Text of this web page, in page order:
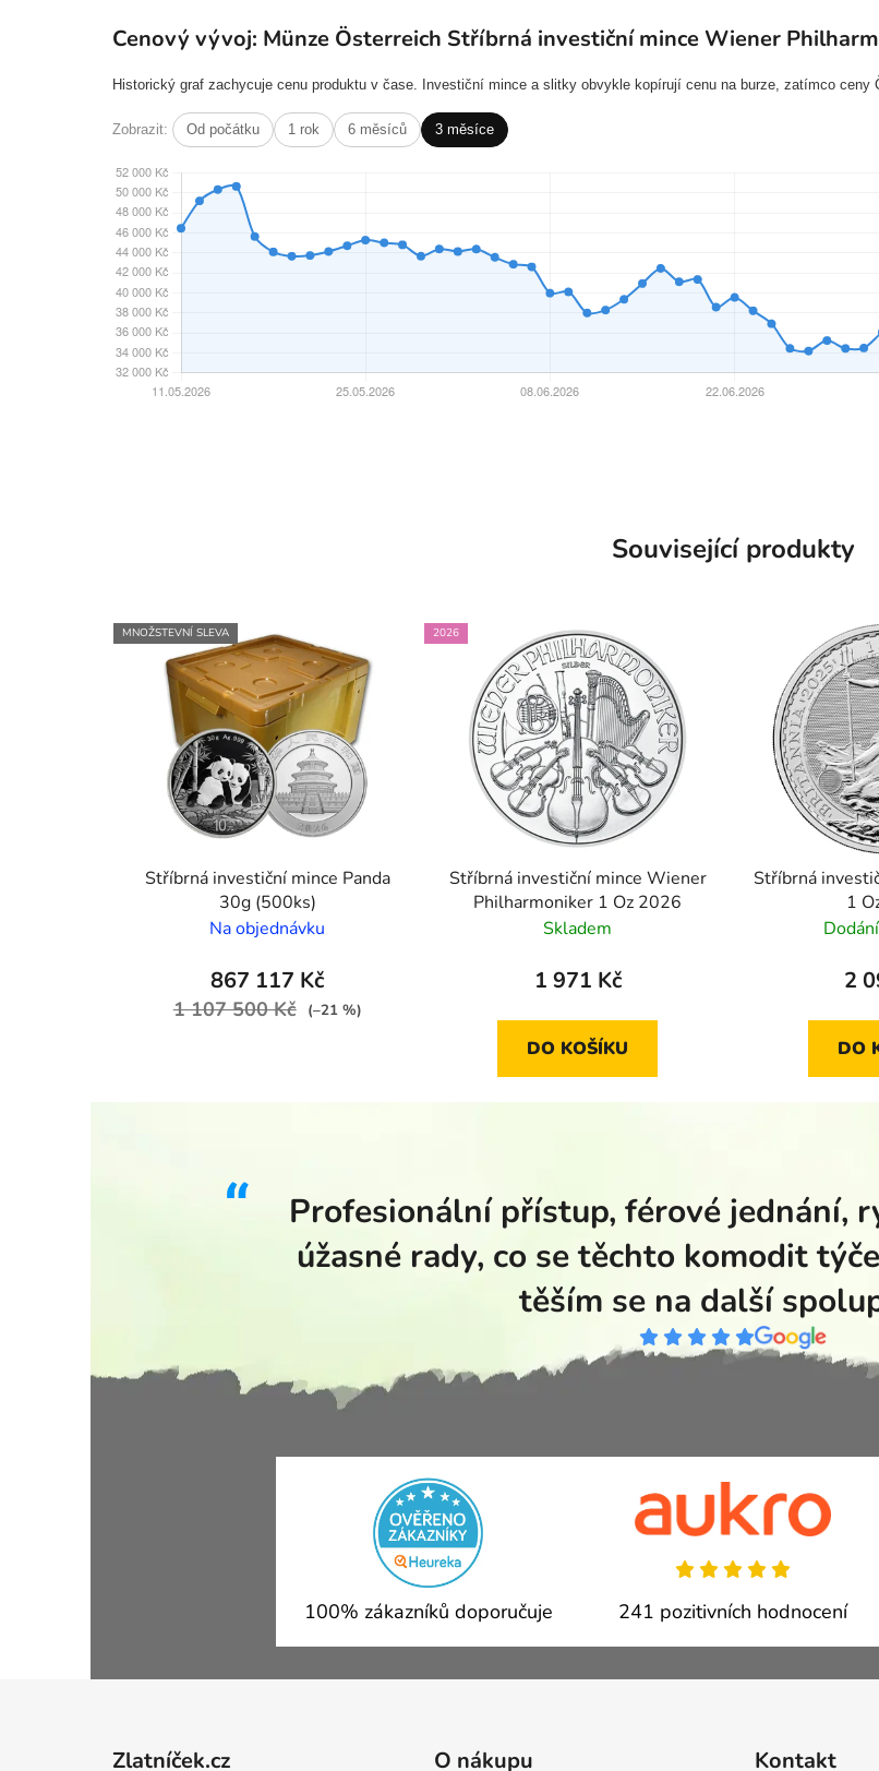
Cenový vývoj: Münze Österreich Stříbrná investiční mince Wiener
Historický graf zachycuje cenu produktu v čase. Investiční mince a slitky obvykle kopírují cenu na burze, zatímco
Zobrazit: Od počátku 1 rok 6 měsíců 3 měsíce
Související produkty
MNOŽSTEVNÍ SLEVA
Stříbrná investiční mince Panda
30g (500ks)
Na objednávku
867 117 Kč
1 107 500 Kč (–21 %)
2026
Stříbrná investiční mince Wiener
Philharmoniker 1 Oz 2026
Skladem
1 971 Kč
DO KOŠÍKU
Stříbrná
1
2
DO
Profesionální přístup, férové jednání,
úžasné rady, co se těchto komodit
těším se na další
100% zákazníků doporučuje 241 pozitivních hodnocení
Zlatníček.cz O nákupu Kontakt